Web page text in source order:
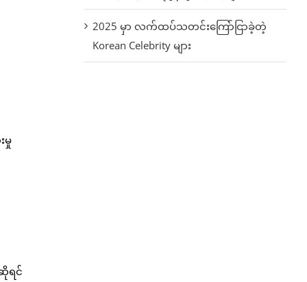
မှု
ရင်
2025 မှာ လက်ထပ်သတင်းကြော်ငြာခဲ့တဲ့
Korean Celebrity များ